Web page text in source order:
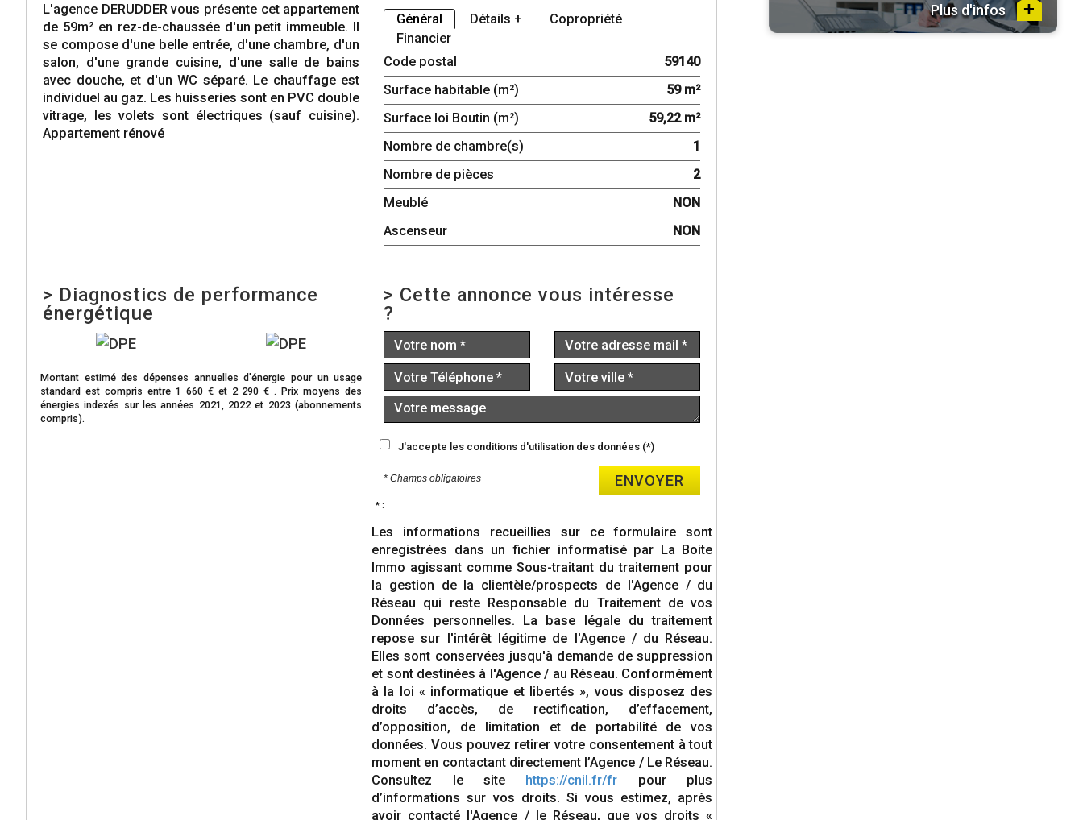
L'agence DERUDDER vous présente cet appartement
de 59m² en rez-de-chaussée d'un petit immeuble. Il
se compose d'une belle entrée, d'une chambre, d'un
salon, d'une grande cuisine, d'une salle de bains
avec douche, et d'un WC séparé. Le chauffage est
individuel au gaz. Les huisseries sont en PVC double
vitrage, les volets sont électriques (sauf cuisine).
Appartement rénové
Général Détails +
Copropriété
Financier
Code postal
59140
Surface habitable (m²)
59 m²
Surface loi Boutin (m²)
59,22 m²
Nombre de chambre(s)
1
Nombre de pièces
2
Meublé
NON
Ascenseur
NON
> Diagnostics de performance
énergétique
Montant estimé des dépenses annuelles d'énergie pour un usage
standard est compris entre 1 660 € et 2 290 € . Prix moyens des
énergies indexés sur les années 2021, 2022 et 2023 (abonnements
compris).
> Cette annonce vous intéresse
?
J'accepte les conditions d'utilisation des données (*)
* Champs obligatoires ENVOYER
* :
Les informations recueillies sur ce formulaire sont
enregistrées dans un fichier informatisé par La Boite
Immo agissant comme Sous-traitant du traitement pour
la gestion de la clientèle/prospects de l'Agence / du
Réseau qui reste Responsable du Traitement de vos
Données personnelles. La base légale du traitement
repose sur l'intérêt légitime de l'Agence / du Réseau.
Elles sont conservées jusqu'à demande de suppression
et sont destinées à l'Agence / au Réseau. Conformément
à la loi « informatique et libertés », vous disposez des
droits d’accès, de rectification, d’effacement,
d’opposition, de limitation et de portabilité de vos
données. Vous pouvez retirer votre consentement à tout
moment en contactant directement l’Agence / Le Réseau.
Consultez le site https://cnil.fr/fr pour plus
d’informations sur vos droits. Si vous estimez, après
avoir contacté l'Agence / le Réseau, que vos droits «
Plus d'infos